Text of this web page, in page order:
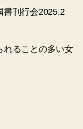
書刊行会2025.2
れることの多い女